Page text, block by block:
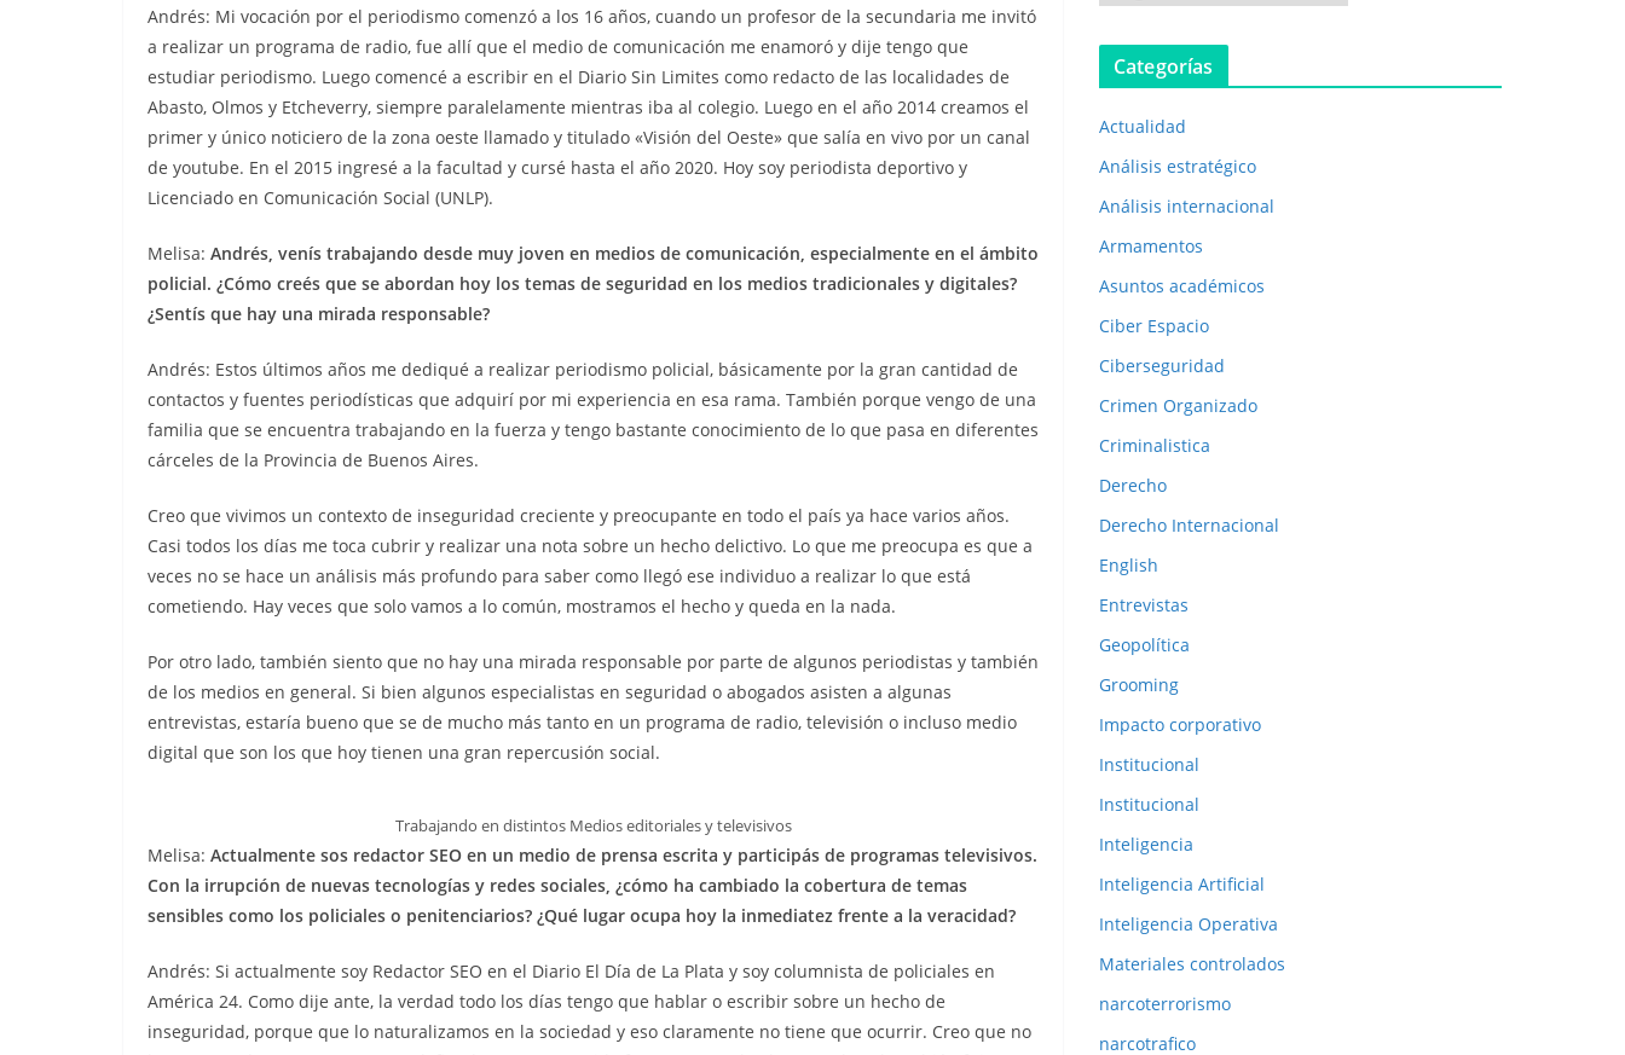
Andrés: Mi vocación por el periodismo comenzó a los 16 años, cuando un profesor de la secundaria me invitó
a realizar un programa de radio, fue allí que el medio de comunicación me enamoró y dije tengo que
estudiar periodismo. Luego comencé a escribir en el Diario Sin Limites como redacto de las localidades de
Abasto, Olmos y Etcheverry, siempre paralelamente mientras iba al colegio. Luego en el año 2014 creamos el
primer y único noticiero de la zona oeste llamado y titulado «Visión del Oeste» que salía en vivo por un canal
de youtube. En el 2015 ingresé a la facultad y cursé hasta el año 2020. Hoy soy periodista deportivo y
Licenciado en Comunicación Social (UNLP).
Melisa: Andrés, venís trabajando desde muy joven en medios de comunicación, especialmente en el ámbito
policial. ¿Cómo creés que se abordan hoy los temas de seguridad en los medios tradicionales y digitales?
¿Sentís que hay una mirada responsable?
Andrés: Estos últimos años me dediqué a realizar periodismo policial, básicamente por la gran cantidad de
contactos y fuentes periodísticas que adquirí por mi experiencia en esa rama. También porque vengo de una
familia que se encuentra trabajando en la fuerza y tengo bastante conocimiento de lo que pasa en diferentes
cárceles de la Provincia de Buenos Aires.
Creo que vivimos un contexto de inseguridad creciente y preocupante en todo el país ya hace varios años.
Casi todos los días me toca cubrir y realizar una nota sobre un hecho delictivo. Lo que me preocupa es que a
veces no se hace un análisis más profundo para saber como llegó ese individuo a realizar lo que está
cometiendo. Hay veces que solo vamos a lo común, mostramos el hecho y queda en la nada.
Por otro lado, también siento que no hay una mirada responsable por parte de algunos periodistas y también
de los medios en general. Si bien algunos especialistas en seguridad o abogados asisten a algunas
entrevistas, estaría bueno que se de mucho más tanto en un programa de radio, televisión o incluso medio
digital que son los que hoy tienen una gran repercusión social.
Trabajando en distintos Medios editoriales y televisivos
Melisa: Actualmente sos redactor SEO en un medio de prensa escrita y participás de programas televisivos.
Con la irrupción de nuevas tecnologías y redes sociales, ¿cómo ha cambiado la cobertura de temas
sensibles como los policiales o penitenciarios? ¿Qué lugar ocupa hoy la inmediatez frente a la veracidad?
Andrés: Si actualmente soy Redactor SEO en el Diario El Día de La Plata y soy columnista de policiales en
América 24. Como dije ante, la verdad todo los días tengo que hablar o escribir sobre un hecho de
inseguridad, porque que lo naturalizamos en la sociedad y eso claramente no tiene que ocurrir. Creo que no
u
b
c
a
c
o
n
e
a
n
t
r
i
o
e
s
Categorías
Actualidad
Análisis estratégico
Análisis internacional
Armamentos
Asuntos académicos
Ciber Espacio
Ciberseguridad
Crimen Organizado
Criminalistica
Derecho
Derecho Internacional
English
Entrevistas
Geopolítica
Grooming
Impacto corporativo
Institucional
Institucional
Inteligencia
Inteligencia Artificial
Inteligencia Operativa
Materiales controlados
narcoterrorismo
narcotrafico